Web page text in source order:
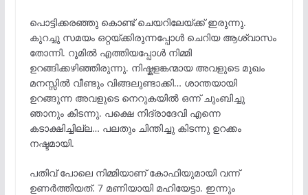
പൊട്ടിക്കരഞ്ഞു കൊണ്ട് ചെയറിലേയ്ക്ക് ഇരുന്നു.
കുറച്ചു സമയം ഒറ്റയ്ക്കിരുന്നപ്പോൾ ചെറിയ ആശ്വാസം
തോന്നി. റൂമിൽ എത്തിയപ്പോൾ നിമ്മി
ഉറങ്ങിക്കഴിഞ്ഞിരുന്നു. നിഷ്കളങ്കന്മായ അവളുടെ മുഖം
മനസ്സിൽ വീണ്ടും വിങ്ങലുണ്ടാക്കി… ശാന്തയായി
ഉറങ്ങുന്ന അവളുടെ നെറുകയിൽ ഒന്ന് ചുംബിച്ചു
ഞാനും കിടന്നു. പക്ഷെ നിദ്രാദേവി എന്നെ
കടാക്ഷിച്ചില്ല… പലതും ചിന്തിച്ചു കിടന്നു ഉറക്കം
നഷ്ടമായി.
പതിവ് പോലെ നിമ്മിയാണ് കോഫിയുമായി വന്ന്
ഉണർത്തിയത്. 7 മണിയായി മഹിയേട്ടാ. ഇന്നും